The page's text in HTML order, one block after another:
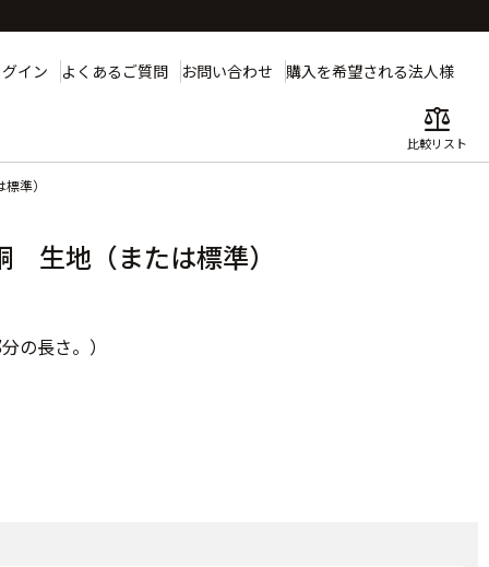
イン よくあるご質問 お問い合わせ 購入を希望される法人様
balance
比較リスト
準）
地（または標準）
の長さ。）